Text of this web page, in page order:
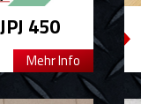
450
Mehr Info